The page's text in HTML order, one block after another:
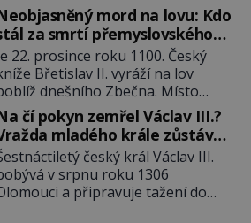
škole dvakrát nejde. Exceluje ale
tělocviku. Škola si díky němu
vystavit […]
To je Lee Roy Martin
jinak též Škrtič z
městečka v Jižní Karolíně.
lety 1967 až 1968 zavraždí dvě
a dvě dívky. Dne 20. května
znásilní a zavraždí 32letou
Lucille Dedmondovou. […]
mord na lovu: Kdo
za smrtí přemyslovského
Břetislava II.?
22. prosince roku 1100. Český
Břetislav II. vyráží na lov
dnešního Zbečna. Místo
na Pražský hrad však
smrt. Muž na něj zaútočí
a panovník svým zraněním
Kdo atentát zosnoval a
Odpověď neznají ani historici
více než devíti stech letech.
čí pokyn zemřel Václav III.?
mladého krále zůstává
720 letech nevyřešenou
český král Václav III.
v srpnu roku 1306
a připravuje tažení do